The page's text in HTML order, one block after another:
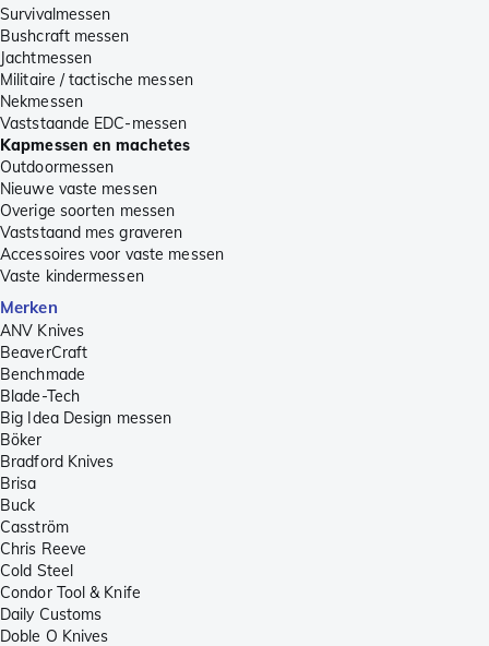
Survivalmessen
Bushcraft messen
Jachtmessen
Militaire / tactische messen
Nekmessen
Vaststaande EDC-messen
Kapmessen en machetes
Outdoormessen
Nieuwe vaste messen
Overige soorten messen
Vaststaand mes graveren
Accessoires voor vaste messen
Vaste kindermessen
Merken
ANV Knives
BeaverCraft
Benchmade
Blade-Tech
Big Idea Design messen
Böker
Bradford Knives
Brisa
Buck
Casström
Chris Reeve
Cold Steel
Condor Tool & Knife
Daily Customs
Doble O Knives